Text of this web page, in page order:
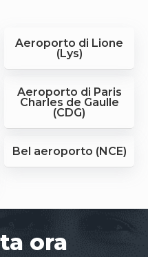
Aeroporto di Lione
(Lys)
Aeroporto di Paris
Charles de Gaulle
(CDG)
Bel aeroporto (NCE)
ora